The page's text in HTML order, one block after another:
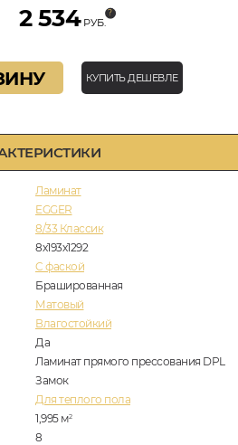
Ламинат
EGGER
8/33 Классик
8х193х1292
C фаской
Брашированная
Матовый
Влагостойкий
Да
Ламинат прямого прессования DPL
Замок
Для теплого пола
1,995 м2
8
2 534 РУБ.
КУПИТЬ ДЕШЕВЛЕ